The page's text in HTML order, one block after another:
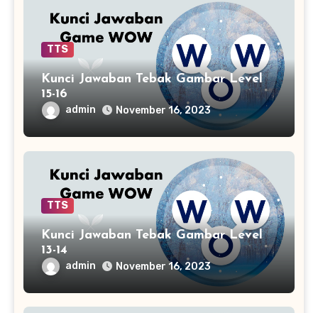
TTS
Kunci Jawaban Tebak Gambar Level
15-16
admin November 16, 2023
TTS
Kunci Jawaban Tebak Gambar Level
13-14
admin November 16, 2023